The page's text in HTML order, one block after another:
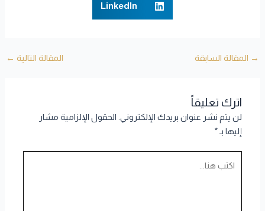
LinkedIn
→ المقالة السابقة المقالة التالية ←
اترك تعليقاً
لن يتم نشر عنوان بريدك الإلكتروني. الحقول الإلزامية مشار
إليها بـ*